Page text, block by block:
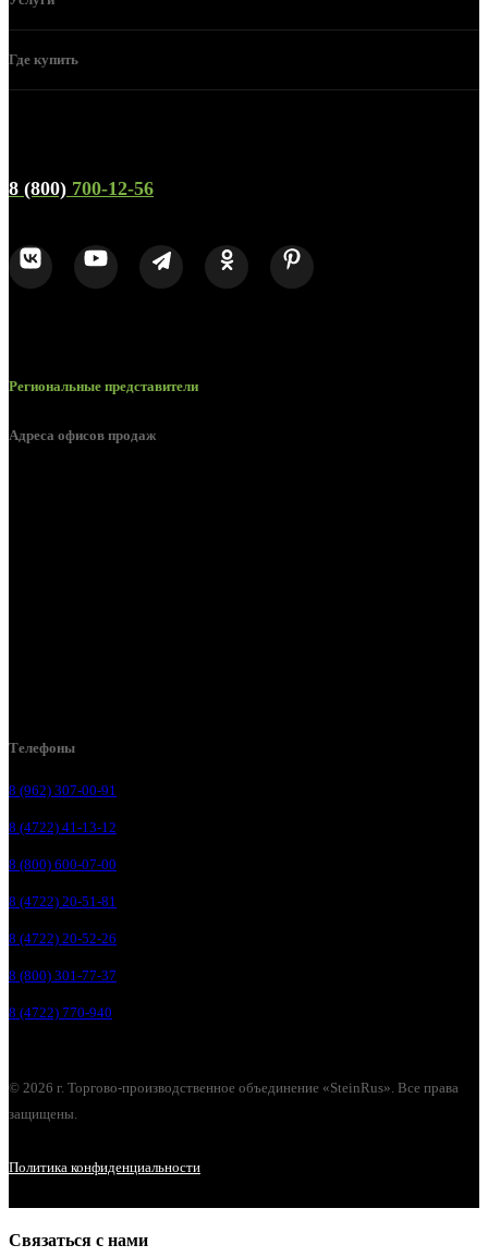
Где купить
8 (800) 700-12-56
Региональные представители
Адреса офисов продаж
Телефоны
8 (962) 307-00-91
8 (4722) 41-13-12
8 (800) 600-07-00
8 (4722) 20-51-81
8 (4722) 20-52-26
8 (800) 301-77-37
8 (4722) 770-940
© 2026 г. Торгово-производственное объединение «SteinRus». Все права
защищены.
Политика конфиденциальности
Связаться с нами